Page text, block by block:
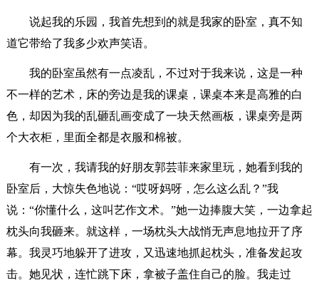
说起我的乐园，我首先想到的就是我家的卧室，真不知
道它带给了我多少欢声笑语。
我的卧室虽然有一点凌乱，不过对于我来说，这是一种
不一样的艺术，床的旁边是我的课桌，课桌本来是高雅的白
色，却因为我的乱砸乱画变成了一块天然画板，课桌旁是两
个大衣柜，里面全都是衣服和棉被。
有一次，我请我的好朋友郭芸菲来家里玩，她看到我的
卧室后，大惊失色地说：“哎呀妈呀，怎么这么乱？”我
说：“你懂什么，这叫艺作文术。”她一边捧腹大笑，一边拿起
枕头向我砸来。就这样，一场枕头大战悄无声息地拉开了序
幕。我灵巧地躲开了进攻，又迅速地抓起枕头，准备发起攻
击。她见状，连忙跳下床，拿被子盖住自己的脸。我走过